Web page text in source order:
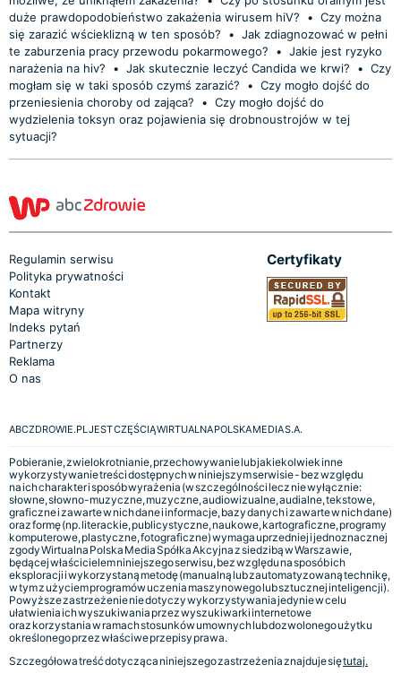
duże prawdopodobieństwo zakażenia wirusem hiV?
• Czy można
się zarazić wścieklizną w ten sposób?
• Jak zdiagnozować w pełni
te zaburzenia pracy przewodu pokarmowego?
• Jakie jest ryzyko
narażenia na hiv?
• Jak skutecznie leczyć Candida we krwi? • Czy
mogłam się w taki sposób czymś zarazić?
• Czy mogło dojść do
przeniesienia choroby od zająca?
• Czy mogło dojść do
wydzielenia toksyn oraz pojawienia się drobnoustrojów w tej
sytuacji?
Regulamin serwisu
Polityka prywatności
Kontakt
Mapa witryny
Indeks pytań
Partnerzy
Reklama
O nas
Certyfikaty
ABCZDROWIE.PL JEST CZĘŚCIĄ WIRTUALNA POLSKA MEDIA S.A.
Pobieranie, zwielokrotnianie, przechowywanie lub jakiekolwiek inne
wykorzystywanie treści dostępnych w niniejszym serwisie - bez względu
na ich charakter i sposób wyrażenia (w szczególności lecz nie wyłącznie:
słowne, słowno-muzyczne, muzyczne, audiowizualne, audialne, tekstowe,
graficzne i zawarte w nich dane i informacje, bazy danych i zawarte w nich dane)
oraz formę (np. literackie, publicystyczne, naukowe, kartograficzne, programy
komputerowe, plastyczne, fotograficzne) wymaga uprzedniej i jednoznacznej
zgody Wirtualna Polska Media Spółka Akcyjna z siedzibą w Warszawie,
będącej właścicielem niniejszego serwisu, bez względu na sposób ich
eksploracji i wykorzystaną metodę (manualną lub zautomatyzowaną technikę,
w tym z użyciem programów uczenia maszynowego lub sztucznej inteligencji).
Powyższe zastrzeżenie nie dotyczy wykorzystywania jedynie w celu
ułatwienia ich wyszukiwania przez wyszukiwarki internetowe
oraz korzystania w ramach stosunków umownych lub dozwolonego użytku
określonego przez właściwe przepisy prawa.
Szczegółowa treść dotycząca niniejszego zastrzeżenia znajduje siętutaj.